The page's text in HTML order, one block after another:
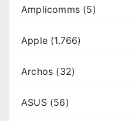
Amplicomms (5)
Apple (1.766)
Archos (32)
ASUS(56)